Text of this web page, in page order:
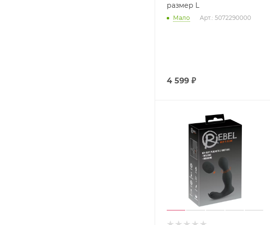
размер L
Мало Арт.: 5072290000
4 599 ₽